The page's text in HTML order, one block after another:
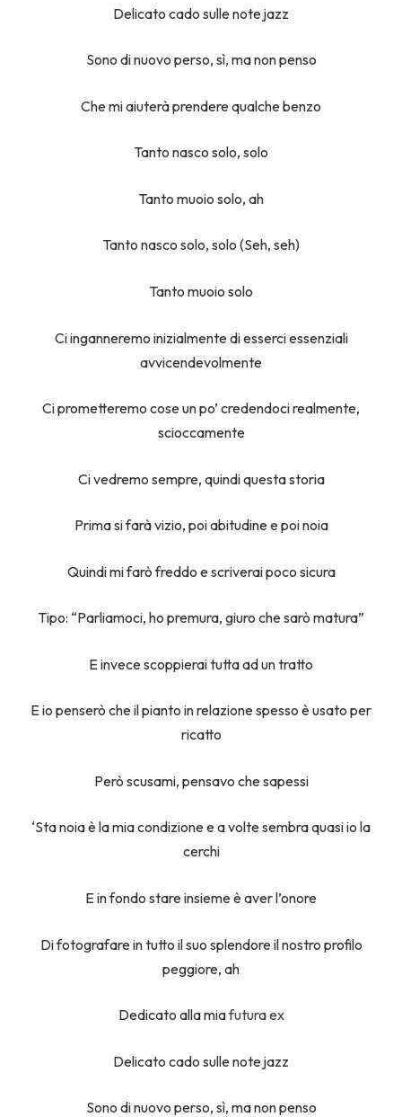
Delicato cado sulle note jazz
Sono di nuovo perso, sì, ma non penso
Che mi aiuterà prendere qualche benzo
Tanto nasco solo, solo
Tanto muoio solo, ah
Tanto nasco solo, solo (Seh, seh)
Tanto muoio solo
Ci inganneremo inizialmente di esserci essenziali
avvicendevolmente
Ci prometteremo cose un po’ credendoci realmente,
scioccamente
Ci vedremo sempre, quindi questa storia
Prima si farà vizio, poi abitudine e poi noia
Quindi mi farò freddo e scriverai poco sicura
Tipo: “Parliamoci, ho premura, giuro che sarò matura”
E invece scoppierai tutta ad un tratto
E io penserò che il pianto in relazione spesso è usato per
ricatto
Però scusami, pensavo che sapessi
‘Sta noia è la mia condizione e a volte sembra quasi io la
cerchi
E in fondo stare insieme è aver l’onore
Di fotografare in tutto il suo splendore il nostro profilo
peggiore, ah
Dedicato alla miafutura ex
Delicato cado sulle note jazz
Sono di nuovo perso, sì, ma non penso